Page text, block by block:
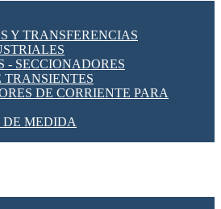
Y TRANSFERENCIAS
- SECCIONADORES
TRANSIENTES
DE CORRIENTE PARA
DE MEDIDA